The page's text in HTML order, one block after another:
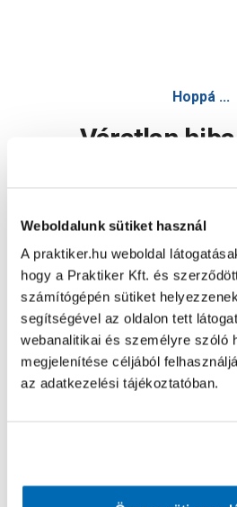
Weboldalunk sütiket használ
A praktiker.hu weboldal
hogy a Praktiker Kft. és
számítógépén sütiket
segítségével az oldalon tett
webanalitikai és személyre szóló
megjelenítése céljából
az adatkezelési tájékoztatóban.
Hoppá ...
Váratlan
Oldal